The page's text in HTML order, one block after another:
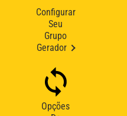
Configurar
Seu
Grupo
Gerador
Opções